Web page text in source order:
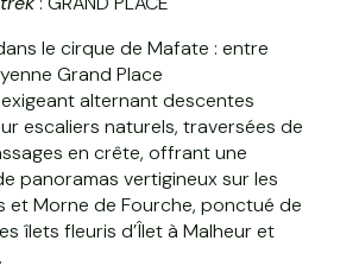
le cirque de Mafate : entre
Grand Place
alternant descentes
escaliers naturels, traversées de
en crête, offrant une
panoramas vertigineux sur les
et Morne de Fourche, ponctué de
îlets fleuris d’Îlet à Malheur et